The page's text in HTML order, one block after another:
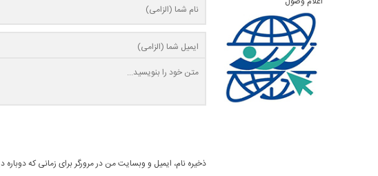
ذخیره نام، ایمیل و وبسایت من در مرورگر برای زمانی که